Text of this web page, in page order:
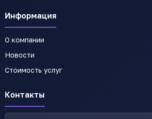
Информация
О компании
Новости
Стоимость услуг
Контакты